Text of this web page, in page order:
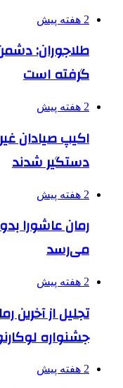
2 هفته پیش
طلاجوران: دشمن
گرفته است
2 هفته پیش
اکیپ صیادان
دستگیر شدند
2 هفته پیش
رمان عاشورا
می‌رسد
2 هفته پیش
تجلیل از آخرین
جشنواره
2 هفته پیش